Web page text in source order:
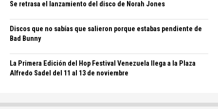
Se retrasa el lanzamiento del disco de Norah Jones
Discos que no sabías que salieron porque estabas pendiente de
Bad Bunny
La Primera Edición del Hop Festival Venezuela llega a la Plaza
Alfredo Sadel del 11 al 13 de noviembre